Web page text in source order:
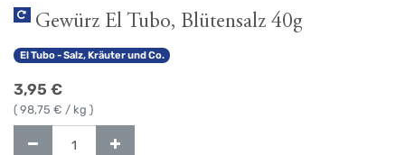
Gewürz El Tubo, Blütensalz 40g
El Tubo - Salz, Kräuter und Co.
3,95 €
( 98,75 € / kg )